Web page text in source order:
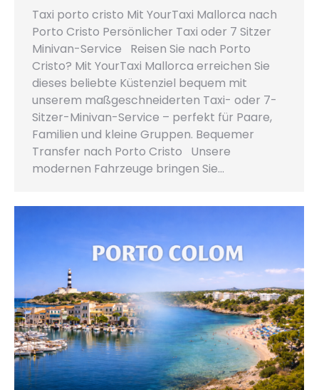
Taxi porto cristo Mit YourTaxi Mallorca nach
Porto Cristo Persönlicher Taxi oder 7 Sitzer
Minivan-Service Reisen Sie nach Porto
Cristo? Mit YourTaxi Mallorca erreichen Sie
dieses beliebte Küstenziel bequem mit
unserem maßgeschneiderten Taxi- oder 7-
Sitzer-Minivan-Service – perfekt für Paare,
Familien und kleine Gruppen. Bequemer
Transfer nach Porto Cristo Unsere
modernen Fahrzeuge bringen Sie…